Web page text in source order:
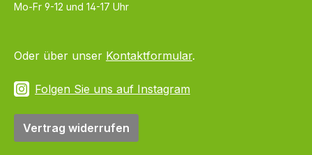
Mo-Fr 9-12 und 14-17 Uhr
Oder über unser Kontaktformular.
Folgen Sie uns auf Instagram
Vertrag widerrufen